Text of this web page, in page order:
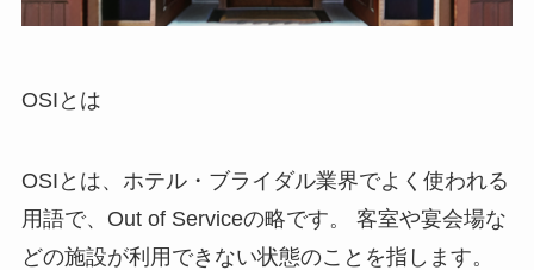
OSIとは
OSIとは、ホテル・ブライダル業界でよく使われる
用語で、Out of Serviceの略です。
客室や宴会場な
どの施設が利用できない状態のことを指します。